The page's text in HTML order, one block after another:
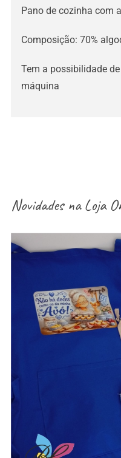
Pano de cozinha com
Composição: 70%
Tem a possibilidade
máquina
Novidades naLoja
aventais /
porta-moedas